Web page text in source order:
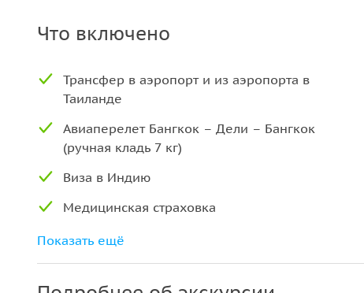
Что включено
Трансфер в аэропорт и из аэропорта в
Таиланде
Авиаперелет Бангкок – Дели – Бангкок
(ручная кладь 7 кг)
Виза в Индию
Медицинская страховка
Весь транспорт по маршруту в Индии
Лицензированные русскоговорящие
гиды
Показать ещё